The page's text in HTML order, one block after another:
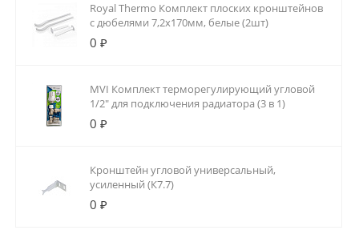
Royal Thermo Комплект плоских кронштейнов
с дюбелями 7,2х170мм, белые (2шт)
0 ₽
MVI Комплект терморегулирующий угловой
1/2" для подключения радиатора (3 в 1)
0 ₽
Кронштейн угловой универсальный,
усиленный (К7.7)
0 ₽